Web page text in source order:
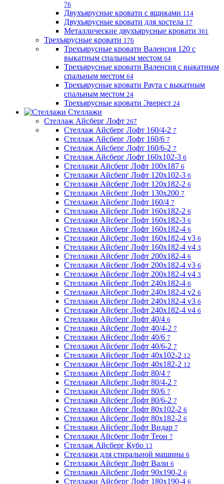
76
Двухъярусные кровати с ящиками 114
Двухъярусные кровати для хостела 17
Металлические двухъярусные кровати 361
Трехъярусные кровати 176
Трехъярусные кровати Валенсия 120 с
выкатным спальным местом 64
Трехъярусные кровати Валенсия с выкатным
спальным местом 64
Трехъярусные кровати Раута с выкатным
спальным местом 24
Трехъярусные кровати Эверест 24
Стеллажи
Стеллаж Айсберг Лофт 267
Стеллаж Айсберг Лофт 160/4-2 7
Стеллаж Айсберг Лофт 160/6 7
Стеллаж Айсберг Лофт 160/6-2 7
Стеллаж Айсберг Лофт 160х102-3 6
Стеллажи Айсберг Лофт 100х187 6
Стеллажи Айсберг Лофт 120х102-3 6
Стеллажи Айсберг Лофт 120х182-2 6
Стеллажи Айсберг Лофт 130х200 7
Стеллажи Айсберг Лофт 160/4 7
Стеллажи Айсберг Лофт 160х182-2 6
Стеллажи Айсберг Лофт 160х182-3 6
Стеллажи Айсберг Лофт 160х182-4 6
Стеллажи Айсберг Лофт 160х182-4 v3 6
Стеллажи Айсберг Лофт 160х182-4 v4 3
Стеллажи Айсберг Лофт 200х182-4 6
Стеллажи Айсберг Лофт 200х182-4 v3 6
Стеллажи Айсберг Лофт 200х182-4 v4 3
Стеллажи Айсберг Лофт 240х182-4 6
Стеллажи Айсберг Лофт 240х182-4 v2 6
Стеллажи Айсберг Лофт 240х182-4 v3 6
Стеллажи Айсберг Лофт 240х182-4 v4 6
Стеллажи Айсберг Лофт 40/4 6
Стеллажи Айсберг Лофт 40/4-2 7
Стеллажи Айсберг Лофт 40/6 7
Стеллажи Айсберг Лофт 40/6-2 7
Стеллажи Айсберг Лофт 40х102-2 12
Стеллажи Айсберг Лофт 40х182-2 12
Стеллажи Айсберг Лофт 80/4 7
Стеллажи Айсберг Лофт 80/4-2 7
Стеллажи Айсберг Лофт 80/6 7
Стеллажи Айсберг Лофт 80/6-2 7
Стеллажи Айсберг Лофт 80х102-2 6
Стеллажи Айсберг Лофт 80х182-2 6
Стеллажи Айсберг Лофт Видар 7
Стеллажи Айсберг Лофт Теон 7
Стеллаж Айсберг Кубо 13
Стеллажи для стиральной машины 6
Стеллажи Айсберг Лофт Вали 6
Стеллажи Айсберг Лофт 90х190-2 6
Стеллажи Айсберг Лофт 180х190-4 6